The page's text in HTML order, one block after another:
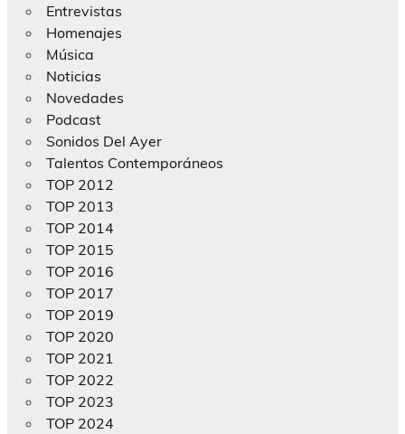
Entrevistas
Homenajes
Música
Noticias
Novedades
Podcast
Sonidos Del Ayer
Talentos Contemporáneos
TOP 2012
TOP 2013
TOP 2014
TOP 2015
TOP 2016
TOP 2017
TOP 2019
TOP 2020
TOP 2021
TOP 2022
TOP 2023
TOP 2024